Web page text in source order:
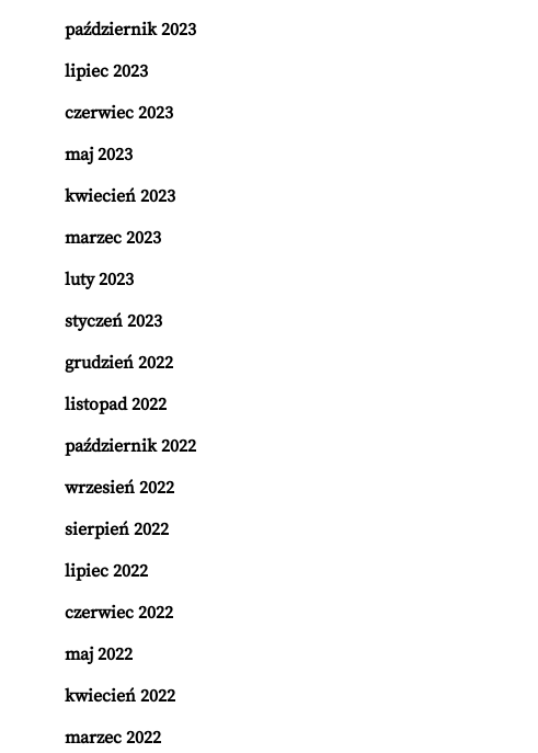
październik 2023
lipiec 2023
czerwiec 2023
maj 2023
kwiecień 2023
marzec 2023
luty 2023
styczeń 2023
grudzień 2022
listopad 2022
październik 2022
wrzesień 2022
sierpień 2022
lipiec 2022
czerwiec 2022
maj 2022
kwiecień 2022
marzec 2022